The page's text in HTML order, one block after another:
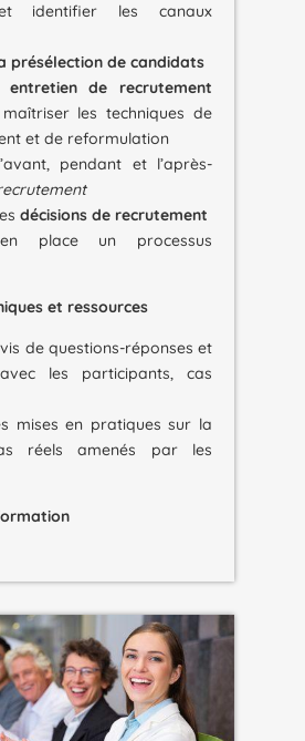
les canaux
présélection de candidats
entretien de recrutement
les techniques de
et de reformulation
pendant et l’après-
décisions de recrutement
place un processus
et ressources
de questions-réponses et
avec les participants, cas
mises en pratiques sur la
réels amenés par les